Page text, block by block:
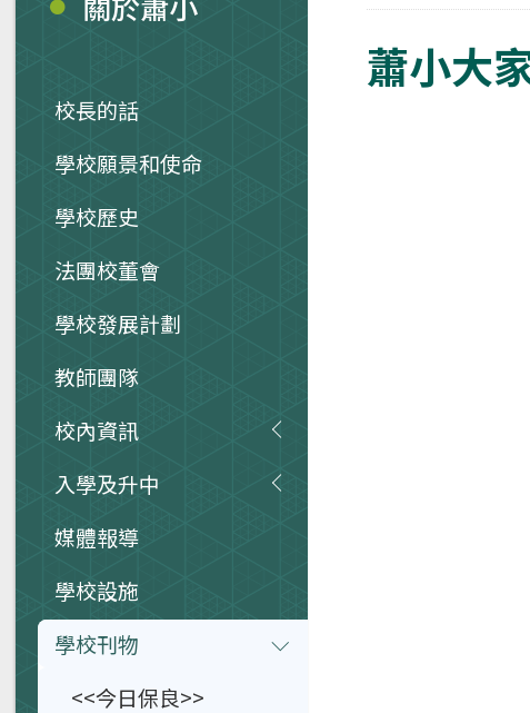
蕭小大
校長的話
學校願景和使命
學校歷史
法團校董會
學校發展計劃
教師團隊
校內資訊
入學及升中
媒體報導
學校設施
學校刊物
<<今日保良>>